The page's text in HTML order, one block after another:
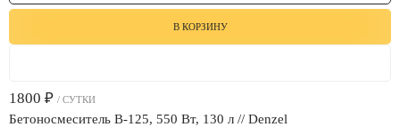
В КОРЗИНУ
1800 ₽ / СУТКИ
Бетоносмеситель B-125, 550 Вт, 130 л // Denzel